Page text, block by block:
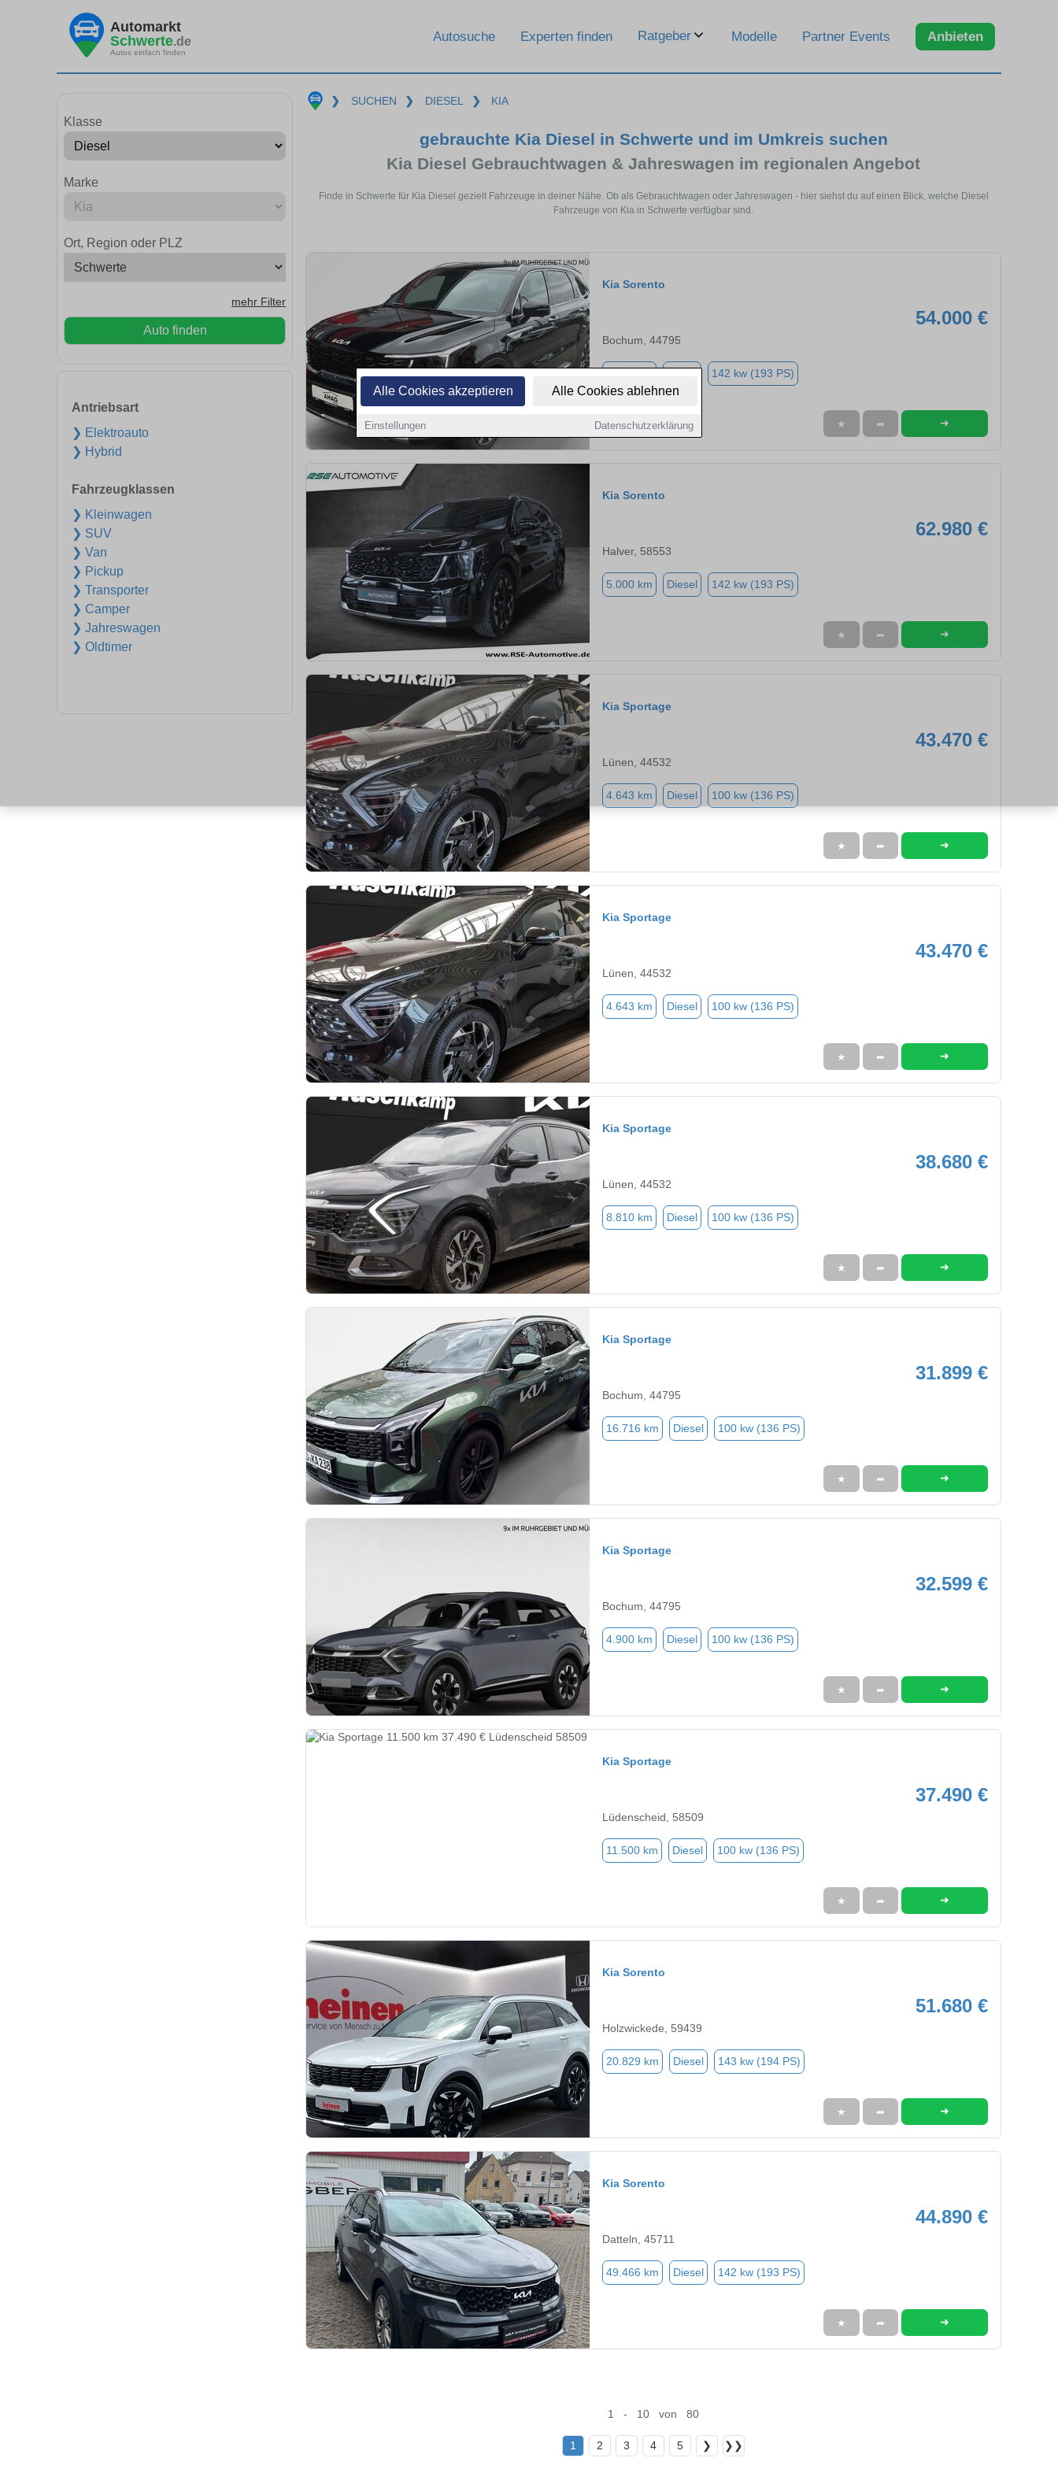
Alle Cookies akzeptieren Alle Cookies ablehnen
Einstellungen Datenschutzerklärung
Automarkt
Schwerte.de
Autos einfach finden
Autosuche Experten finden Ratgeber Modelle Partner Events Anbieten
Klasse
Marke
Ort, Region oder PLZ
mehr Filter
Auto finden
Antriebsart
❯ Elektroauto
❯ Hybrid
Fahrzeugklassen
❯ Kleinwagen
❯ SUV
❯ Van
❯ Pickup
❯ Transporter
❯ Camper
❯ Jahreswagen
❯ Oldtimer
❯ SUCHEN ❯ DIESEL ❯ KIA
gebrauchte Kia Diesel in Schwerte und im Umkreis suchen
Kia Diesel Gebrauchtwagen & Jahreswagen im regionalen Angebot
Finde in Schwerte für Kia Diesel gezielt Fahrzeuge in deiner Nähe. Ob als Gebrauchtwagen oder Jahreswagen - hier siehst du auf einen Blick, welche Diesel
Fahrzeuge von Kia in Schwerte verfügbar sind.
Kia Sorento
54.000 €
Bochum, 44795
142 kw (193 PS)
★ ➦ ➜
Kia Sorento
62.980 €
Halver, 58553
5.000 km Diesel 142 kw (193 PS)
★ ➦ ➜
Kia Sportage
43.470 €
Lünen, 44532
4.643 km Diesel 100 kw (136 PS)
★ ➦ ➜
Kia Sportage
43.470 €
Lünen, 44532
4.643 km Diesel 100 kw (136 PS)
★ ➦ ➜
Kia Sportage
38.680 €
Lünen, 44532
8.810 km Diesel 100 kw (136 PS)
★ ➦ ➜
Kia Sportage
31.899 €
Bochum, 44795
16.716 km Diesel 100 kw (136 PS)
★ ➦ ➜
Kia Sportage
32.599 €
Bochum, 44795
4.900 km Diesel 100 kw (136 PS)
★ ➦ ➜
Kia Sportage
37.490 €
Lüdenscheid, 58509
11.500 km Diesel 100 kw (136 PS)
★ ➦ ➜
Kia Sorento
51.680 €
Holzwickede, 59439
20.829 km Diesel 143 kw (194 PS)
★ ➦ ➜
Kia Sorento
44.890 €
Datteln, 45711
49.466 km Diesel 142 kw (193 PS)
★ ➦ ➜
1 - 10 von 80
1 2 3 4 5 ❯ ❯❯